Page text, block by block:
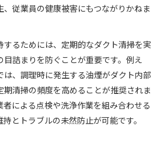
対策は何から始めるべきか
始める前に知るべき汚れの種類と特
、従業員の健康被害にもつながりかねま
するためには、定期的なダクト清掃を実
目詰まりを防ぐことが重要です。例え
は、調理時に発生する油煙がダクト内部
期清掃の頻度を高めることが推奨されま
による点検や洗浄作業を組み合わせる
とトラブルの未然防止が可能です。